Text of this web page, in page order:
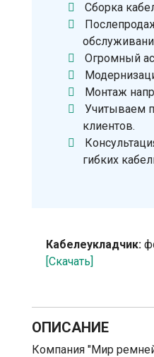
Сборка
Огромный
Монтаж
Учитываем
клиентов.
гибких
Кабелеукладчик:
[Скачать]
ОПИСАНИЕ
Компания "Мир